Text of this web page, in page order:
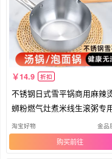
14.9 折扣
不锈钢日式雪平锅商用麻辣
蛳粉燃气灶煮米线生滚粥专
汤锅
淘宝好物 金品
购买